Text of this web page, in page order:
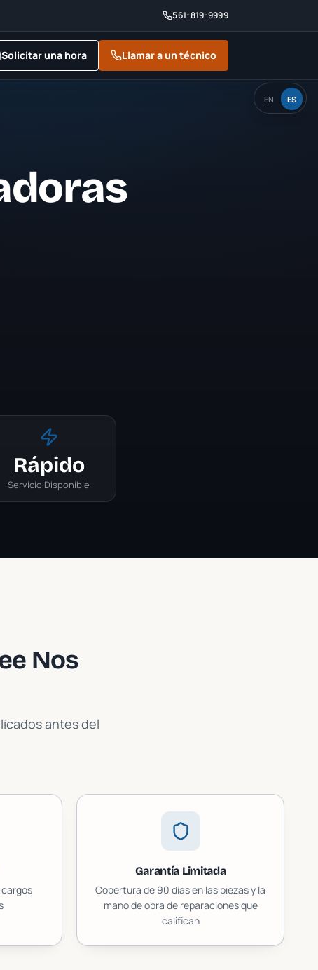
561-819-9999
Solicitar una hora Llamar a un técnico
ES
EN
Rápido
Servicio Disponible
Nos
antes del
Garantía Limitada
Cobertura de 90 días en las piezas y la
mano de obra de reparaciones que
califican